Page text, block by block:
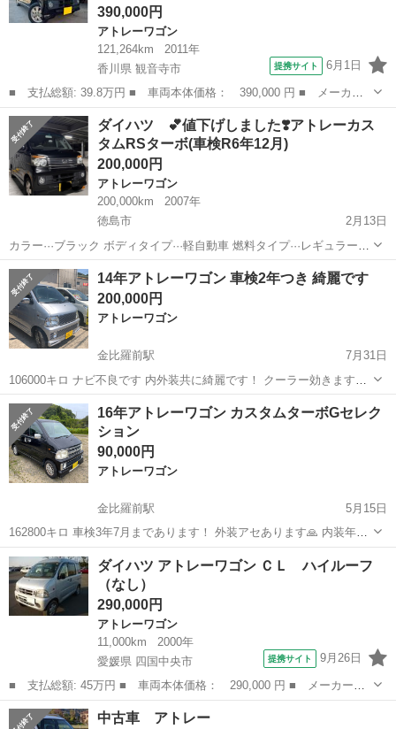
390,000円
アトレーワゴン
121,264km
2011年
香川県 観音寺市
提携サイト 6月1日
■ 支払総額: 39.8万円 ■ 車両本体価格： 390,000 円 ■ メーカー
名： ダイハツ ■ 車種名： アトレーワゴン ■ グレード名： カ
スタムターボＲＳ Ｂｌｕｅｔｏｏｔｈナビ付き ＤＶＤ再生 両側
スライドドア...
香川 観音寺市 アトレーワゴン
ダイハツ 💕値下げしました❣️アトレーカス
タムRSターボ(車検R6年12月)
200,000円
アトレーワゴン
200,000km
2007年
徳島市
2月13日
カラー···ブラック ボディタイプ···軽自動車 燃料タイプ···レギュラー車
年式···平成19年式 走行距離···20万㌔ 型式 S321G 装備品 ナビ リアス
ポイラー HID...
徳島 徳島市 アトレーワゴン 預かり金
14年アトレーワゴン 車検2年つき 綺麗です
200,000円
アトレーワゴン
金比羅前駅
7月31日
106000キロ ナビ不良です 内外装共に綺麗です！ クーラー効きます！
走行に問題はありません☺️ 基本的なはノークレームですが 不具合など
は修理してお渡し致します。 また引渡し後の不具合も 御相談くだされ
ば対応致しま...
徳島 鳴門市 金比羅前駅 アトレーワゴン
カークラブティーズ
16年アトレーワゴン カスタムターボGセレク
ション
90,000円
アトレーワゴン
金比羅前駅
5月15日
162800キロ 車検3年7月まであります！ 外装アセあります🙏 内装年式
なりです。 現車確認はお問い合わせ下さい🙇‍♀️
徳島 鳴門市 金比羅前駅 アトレーワゴン カスタム
ダイハツ アトレーワゴン ＣＬ ハイルーフ
（なし）
290,000円
アトレーワゴン
11,000km
2000年
愛媛県 四国中央市
提携サイト 9月26日
■ 支払総額: 45万円 ■ 車両本体価格： 290,000 円 ■ メーカー
名： ダイハツ ■ 車種名： アトレーワゴン ■ グレード名： Ｃ
Ｌ ハイルーフ ■ 排気量： 660cc ■ ドア枚数： 5D ■ ミッショ
愛媛 四国中央市 アトレーワゴン
中古車 アトレー